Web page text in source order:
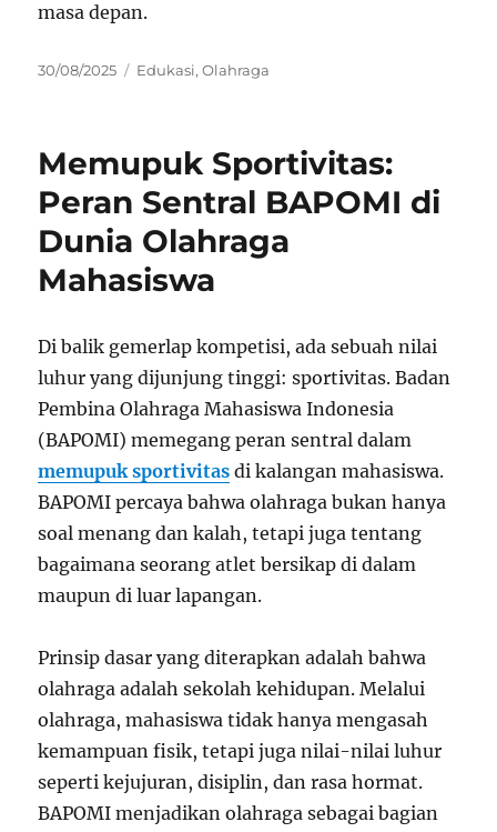
masa depan.
Posted
30/08/2025 Categories
Edukasi,Olahraga
Memupuk Sportivitas:
Peran Sentral BAPOMI di
Dunia Olahraga
Mahasiswa
Di balik gemerlap kompetisi, ada sebuah nilai
luhur yang dijunjung tinggi: sportivitas. Badan
Pembina Olahraga Mahasiswa Indonesia
(BAPOMI) memegang peran sentral dalam
memupuk sportivitas di kalangan mahasiswa.
BAPOMI percaya bahwa olahraga bukan hanya
soal menang dan kalah, tetapi juga tentang
bagaimana seorang atlet bersikap di dalam
maupun di luar lapangan.
Prinsip dasar yang diterapkan adalah bahwa
olahraga adalah sekolah kehidupan. Melalui
olahraga, mahasiswa tidak hanya mengasah
kemampuan fisik, tetapi juga nilai-nilai luhur
seperti kejujuran, disiplin, dan rasa hormat.
BAPOMI menjadikan olahraga sebagai bagian